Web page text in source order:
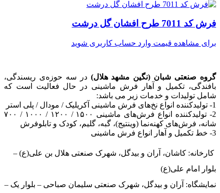
فرش کد 7011 طرح افشان گل درشت
برای مشاهده قیمت وارد حساب کاربری شوید
گروه صنعتی شبان (نگین مشهد هلال) در سه حوزه‌ی ریسندگی،
بافندگی، تکمیل و آهار فرش ماشینی در حال فعالیت است که
شامل تولیدات و خدمات زیر می باشد:
1- تولیدکننده انواع نخ‌های فرش ماشینی آکریلیک / مودال / پلی استر
2- تولیدکننده انواع فرش‌های ماشینی ۱۵۰۰ / ۱۲۰۰ / ۱۰۰۰ / ۷۰۰
شانه، فرش‌های کهنه‌نما (وینتیج)، گبه، گلیم، کودک و تابلوفرش
3- خط تکمیل و آهار انواع فرش ماشینی
کارخانه: کاشان، آران و بیدگل، شهرک صنعتی هلال بن علی(ع) –
بلوار امام علی(ع)
نمایشگاه: آران و بیدگل، شهرک صنعتی سلیمان صباحی – بلوار یک –